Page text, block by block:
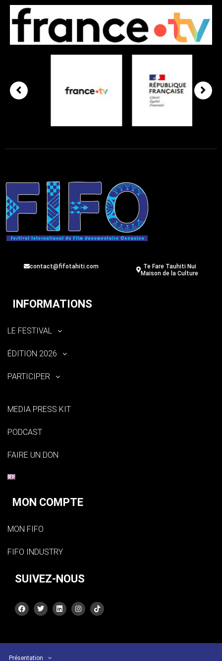
contact@fifotahiti.com
Te Fare Tauhiti Nui
Maison de la Culture
INFORMATIONS
LE FESTIVAL
ÉDITION 2026
PARTICIPER
MEDIA PRESS KIT
PODCAST
FAIRE UN DON
MON COMPTE
MON FIFO
FIFO INDUSTRY
SUIVEZ-NOUS
Présentation